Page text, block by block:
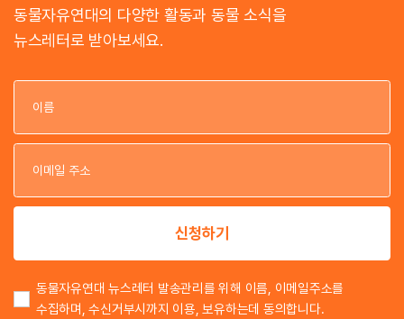
동물자유연대의 다양한 활동과 동물 소식을
뉴스레터로 받아보세요.
이
이
신청하기
동물자유연대 뉴스레터 발송관리를 위해 이름, 이메일주소를
수집하며, 수신거부시까지 이용, 보유하는데 동의합니다.